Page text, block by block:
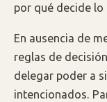
por qué decide lo
En ausencia de
reglas de
delegar poder a
intencionados.